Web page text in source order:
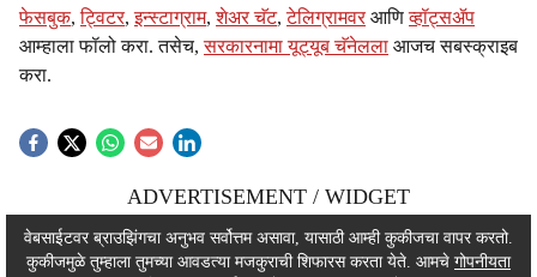
फेसबुक,ट्विटर,इन्स्टाग्राम,शेअर चॅट,टेलिग्रामवर आणिव्हॉट्सॲप
आम्हाला फॉलो करा. तसेच,सरकारनामा यूट्यूब चॅनेलला आजच सबस्क्राइब
करा.
ADVERTISEMENT / WIDGET
ADVERTISEMENT / WIDGET
वेबसाईटवर ब्राउझिंगचा अनुभव सर्वोत्तम असावा, यासाठी आम्ही कुकीजचा वापर करतो.
कुकीजमुळे तुम्हाला तुमच्या आवडत्या मजकुराची शिफारस करता येते. आमचे गोपनीयता